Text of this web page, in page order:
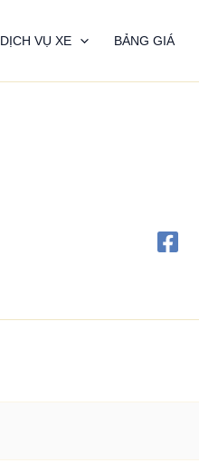
DỊCH VỤ XE BẢNG GIÁ